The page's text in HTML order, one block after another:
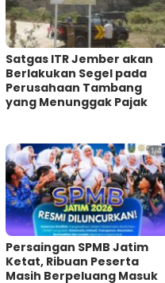
Satgas ITR Jember akan
Berlakukan Segel pada
Perusahaan Tambang
yang Menunggak Pajak
Persaingan SPMB Jatim
Ketat, Ribuan Peserta
Masih Berpeluang Masuk